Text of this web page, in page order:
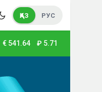
ҚАЗ РУС
€ 541.64 ₽ 5.71